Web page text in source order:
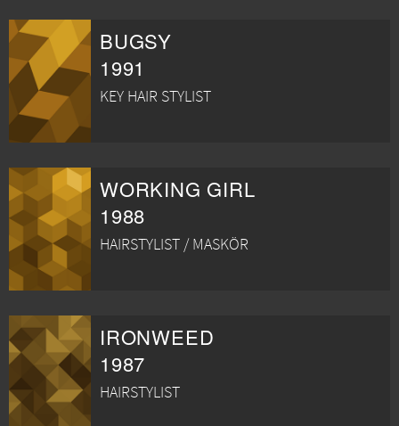
BUGSY
1991
KEY HAIR STYLIST
WORKING GIRL
1988
HAIRSTYLIST / MASKÖR
IRONWEED
1987
HAIRSTYLIST